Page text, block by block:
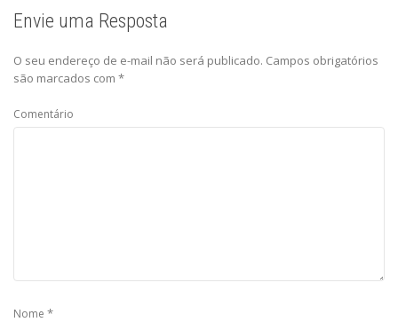
Envie uma Resposta
O seu endereço de e-mail não será publicado. Campos obrigatórios
são marcados com *
Comentário
Nome *